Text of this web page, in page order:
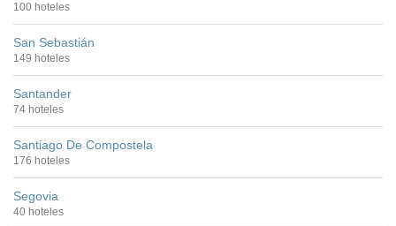
100 hoteles
San Sebastián
149 hoteles
Santander
74 hoteles
Santiago De Compostela
176 hoteles
Segovia
40 hoteles